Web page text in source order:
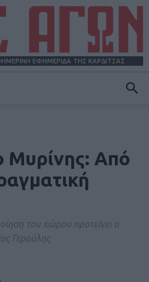
ΕΦΗΜΕΡΙΔΑ ΤΗΣ ΚΑΡΔΙΤΣΑΣ
Μυρίνης: Από
του χώρου προτείνει ο
Γερούλης